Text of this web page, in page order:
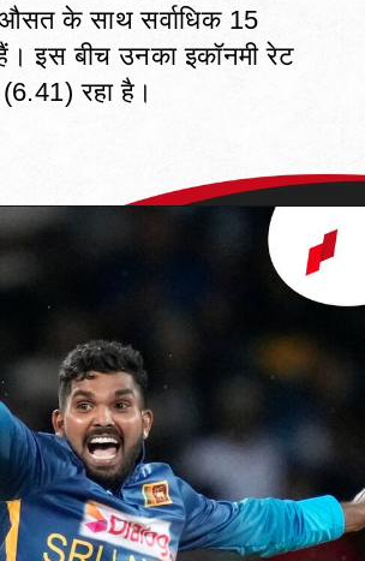
के साथ सर्वाधिक 15
इस बीच उनका इकॉनमी रेट